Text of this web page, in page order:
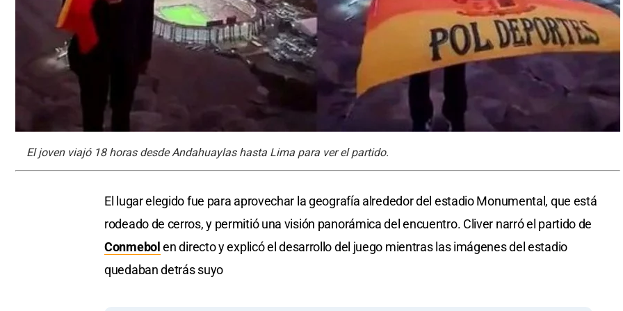
El joven viajó 18 horas desde Andahuaylas hasta Lima para ver el partido.
El lugar elegido fue para aprovechar la geografía alrededor del estadio Monumental, que está
rodeado de cerros, y permitió una visión panorámica del encuentro. Cliver narró el partido de
Conmebolen directo y explicó el desarrollo del juego mientras las imágenes del estadio
quedaban detrás suyo